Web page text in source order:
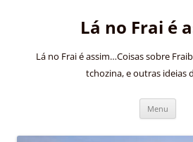
Lá no Frai é
Lá no Frai é assim…Coisas sobre
tchozina, e outras ideias
Menu